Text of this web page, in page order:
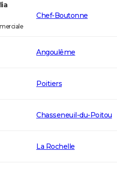
Chef-Boutonne
Angoulême
Poitiers
Chasseneuil-du-Poitou
La Rochelle